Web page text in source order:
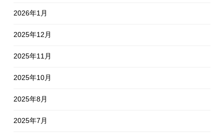
2026年1月
2025年12月
2025年11月
2025年10月
2025年8月
2025年7月